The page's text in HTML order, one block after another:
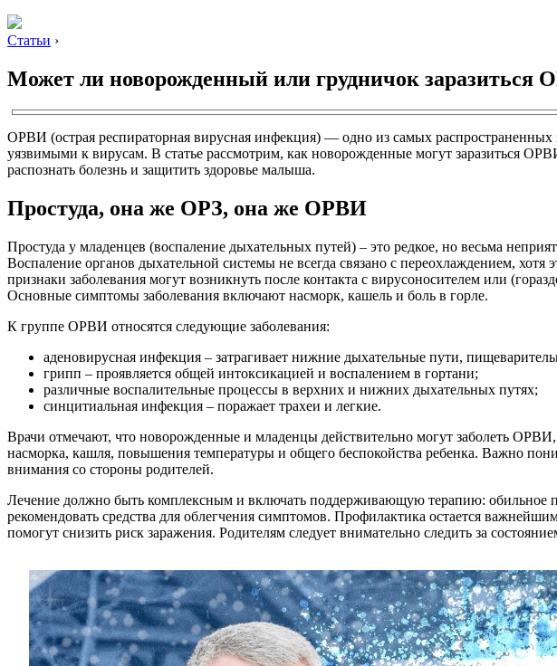
Статьи ›
Может ли новорожденный или грудничок
ОРВИ (острая респираторная вирусная инфекция) — одно из самых
уязвимыми к вирусам. В статье рассмотрим, как новорожденные могут заразиться
распознать болезнь и защитить здоровье малыша.
Простуда, она же ОРЗ, она же ОРВИ
Простуда у младенцев (воспаление дыхательных путей) – это редкое, но весьма
Воспаление органов дыхательной системы не всегда связано с переохлаждением,
признаки заболевания могут возникнуть после контакта с вирусоносителем или
Основные симптомы заболевания включают насморк, кашель и боль в горле.
К группе ОРВИ относятся следующие заболевания:
аденовирусная инфекция – затрагивает нижние дыхательные пути,
грипп – проявляется общей интоксикацией и воспалением в гортани;
различные воспалительные процессы в верхних и нижних дыхательных путях;
синцитиальная инфекция – поражает трахеи и легкие.
Врачи отмечают, что новорожденные и младенцы действительно могут заболеть
насморка, кашля, повышения температуры и общего беспокойства ребенка. Важно
внимания со стороны родителей.
Лечение должно быть комплексным и включать поддерживающую терапию: обильное
рекомендовать средства для облегчения симптомов. Профилактика остается
помогут снизить риск заражения. Родителям следует внимательно следить за